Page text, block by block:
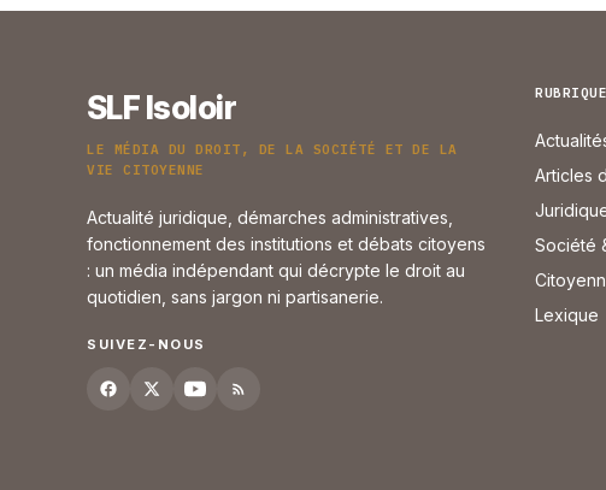
SLF Isoloir
LE MÉDIA DU DROIT, DE LA SOCIÉTÉ ET DE LA
VIE CITOYENNE
Actualité juridique, démarches administratives,
fonctionnement des institutions et débats citoyens
: un média indépendant qui décrypte le droit au
quotidien, sans jargon ni partisanerie.
SUIVEZ-NOUS
Articles
Société
Lexique